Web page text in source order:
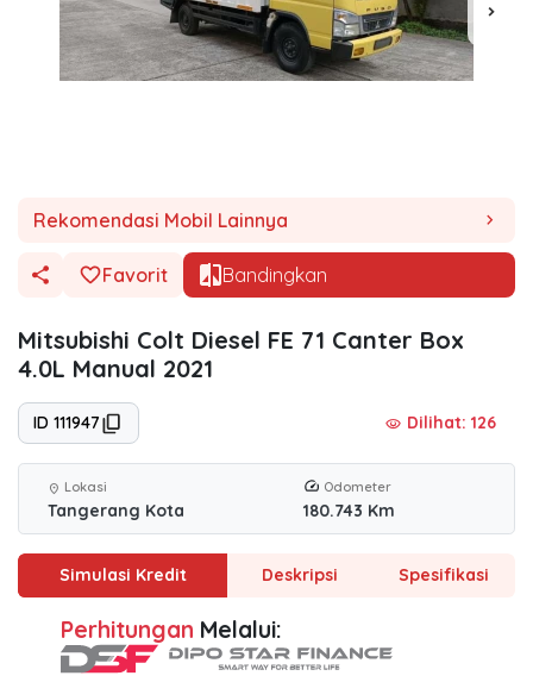
chevron_right
Rekomendasi Mobil Lainnya chevron_right
Favorit Bandingkan
Mitsubishi Colt Diesel FE 71 Canter Box
4.0L Manual 2021
ID 111947 visibility Dilihat: 126
location_on Lokasi
Tangerang Kota
Odometer
180.743 Km
Simulasi Kredit Deskripsi Spesifikasi
Perhitungan Melalui: